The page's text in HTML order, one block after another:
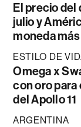
El precio del
julio y
moneda
ESTILO DE
Omega x
con oro
del Apollo 11
ARGENTINA